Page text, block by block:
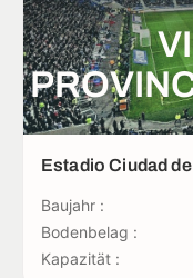
Estadio Ciudad
Baujahr :
Bodenbelag :
Kapazität :